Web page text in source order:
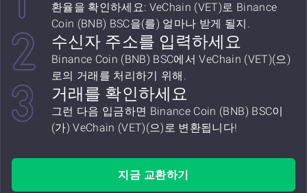
환율을 확인하세요: VeChain (VET)로 Binance
Coin (BNB) BSC을(를) 얼마나 받게 될지.
수신자 주소를 입력하세요
Binance Coin (BNB) BSC에서 VeChain (VET)(으)
로의 거래를 처리하기 위해.
거래를 확인하세요
그런 다음 입금하면 Binance Coin (BNB) BSC이
(가) VeChain (VET)(으)로 변환됩니다!
지금 교환하기